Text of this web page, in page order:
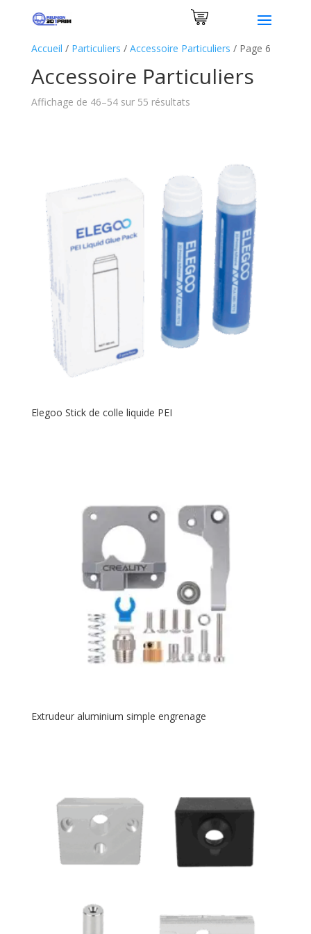
Accueil / Particuliers / Accessoire Particuliers / Page 6
Accessoire Particuliers
Affichage de 46–54 sur 55 résultats
Elegoo Stick de colle liquide PEI
Extrudeur aluminium simple engrenage